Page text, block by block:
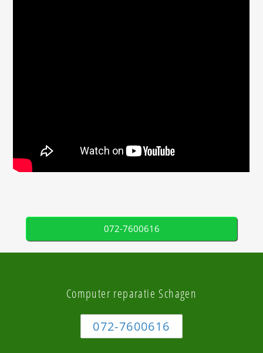
072-7600616
Computer reparatie Schagen
072-7600616